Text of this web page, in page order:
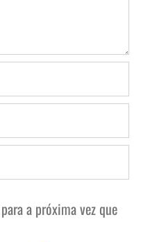
a próxima vez que